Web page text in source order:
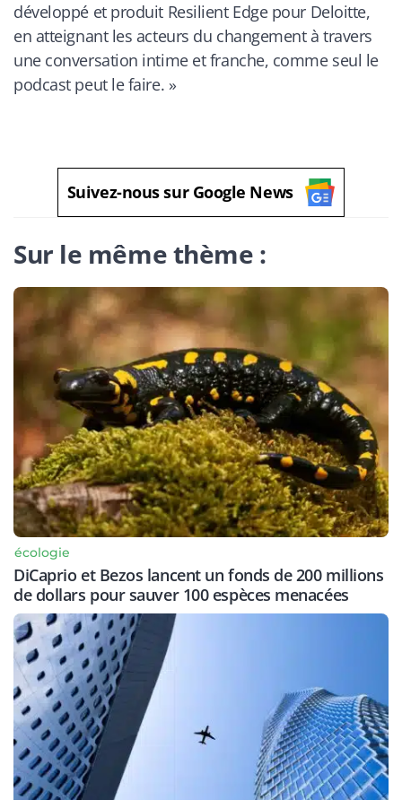
développé et produit Resilient Edge pour Deloitte,
en atteignant les acteurs du changement à travers
une conversation intime et franche, comme seul le
podcast peut le faire. »
Suivez-nous sur Google News
Sur le même thème :
écologie
DiCaprio et Bezos lancent un fonds de 200 millions
de dollars pour sauver 100 espèces menacées